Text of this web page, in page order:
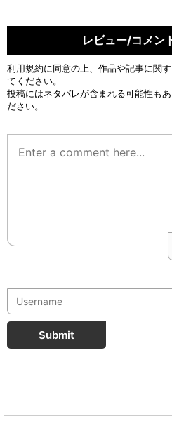
レビュー/コメン
利用規約に同意の上、作品や記事に関
てください。
投稿にはネタバレが含まれる可能性も
ださい。
Submit